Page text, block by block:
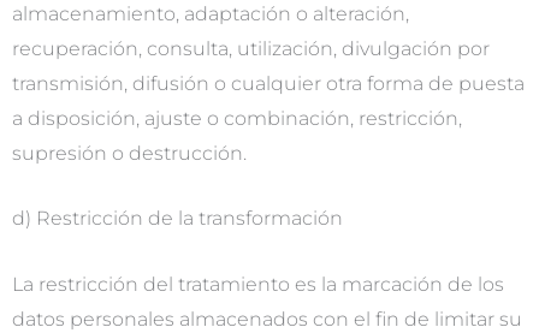
almacenamiento, adaptación o alteración,
recuperación, consulta, utilización, divulgación por
transmisión, difusión o cualquier otra forma de puesta
a disposición, ajuste o combinación, restricción,
supresión o destrucción.
d) Restricción de la transformación
La restricción del tratamiento es la marcación de los
datos personales almacenados con el fin de limitar su